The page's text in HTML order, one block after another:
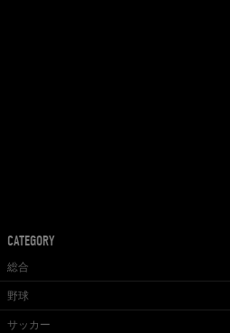
CATEGORY
総合
野球
サッカー